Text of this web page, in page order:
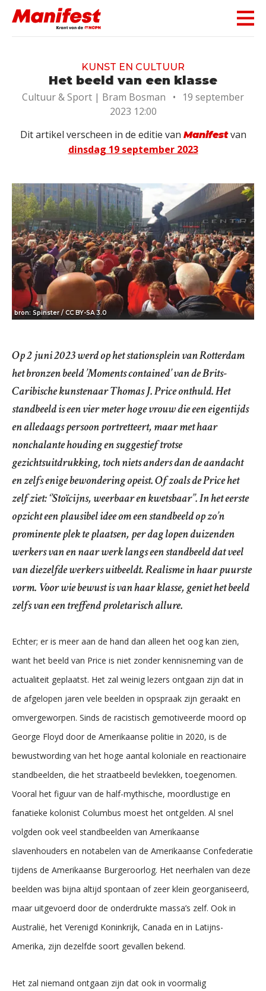
Skip navigation
KUNST EN CULTUUR
Het beeld van een klasse
Cultuur & Sport | Bram Bosman •
19 september
2023 12:00
Dit artikel verscheen in de editie van Manifestvan
dinsdag 19 september 2023
bron: Spinster / CC BY-SA 3.0
Op 2 juni 2023 werd op het stationsplein van Rotterdam
het bronzen beeld ’Moments contained’ van de Brits-
Caribische kunstenaar Thomas J. Price onthuld. Het
standbeeld is een vier meter hoge vrouw die een eigentijds
en alledaags persoon portretteert, maar met haar
nonchalante houding en suggestief trotse
gezichtsuitdrukking, toch niets anders dan de aandacht
en zelfs enige bewondering opeist. Of zoals de Price het
zelf ziet: ‘’Stoïcijns, weerbaar en kwetsbaar’’. In het eerste
opzicht een plausibel idee om een standbeeld op zo’n
prominente plek te plaatsen, per dag lopen duizenden
werkers van en naar werk langs een standbeeld dat veel
van diezelfde werkers uitbeeldt. Realisme in haar puurste
vorm. Voor wie bewust is van haar klasse, geniet het beeld
zelfs van een treffend proletarisch allure.
Echter; er is meer aan de hand dan alleen het oog kan zien,
want het beeld van Price is niet zonder kennisneming van de
actualiteit geplaatst. Het zal weinig lezers ontgaan zijn dat in
de afgelopen jaren vele beelden in opspraak zijn geraakt en
omvergeworpen. Sinds de racistisch gemotiveerde moord op
George Floyd door de Amerikaanse politie in 2020, is de
bewustwording van het hoge aantal koloniale en reactionaire
standbeelden, die het straatbeeld bevlekken, toegenomen.
Vooral het figuur van de half-mythische, moordlustige en
fanatieke kolonist Columbus moest het ontgelden. Al snel
volgden ook veel standbeelden van Amerikaanse
slavenhouders en notabelen van de Amerikaanse Confederatie
tijdens de Amerikaanse Burgeroorlog. Het neerhalen van deze
beelden was bijna altijd spontaan of zeer klein georganiseerd,
maar uitgevoerd door de onderdrukte massa’s zelf. Ook in
Australië, het Verenigd Koninkrijk, Canada en in Latijns-
Amerika, zijn dezelfde soort gevallen bekend.
Het zal niemand ontgaan zijn dat ook in voormalig